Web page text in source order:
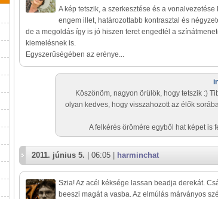
A kép tetszik, a szerkesztése és a vonalvezetése
engem illet, határozottabb kontrasztal és
de a megoldás így is jó hiszen teret engedtél a
kiemelésnek is.
Egyszerűségében az erénye...
Köszönöm, nagyon örülök, hogy tetszik :)
olyan kedves, hogy visszahozott az élők
A felkérés örömére egyből hat képet is
2011. június 5. | 06:05 | harminchat
Szia! Az acél kéksége lassan beadja derekát.
beeszi magát a vasba. Az elmúlás márványos